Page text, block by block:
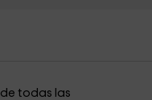
todas las